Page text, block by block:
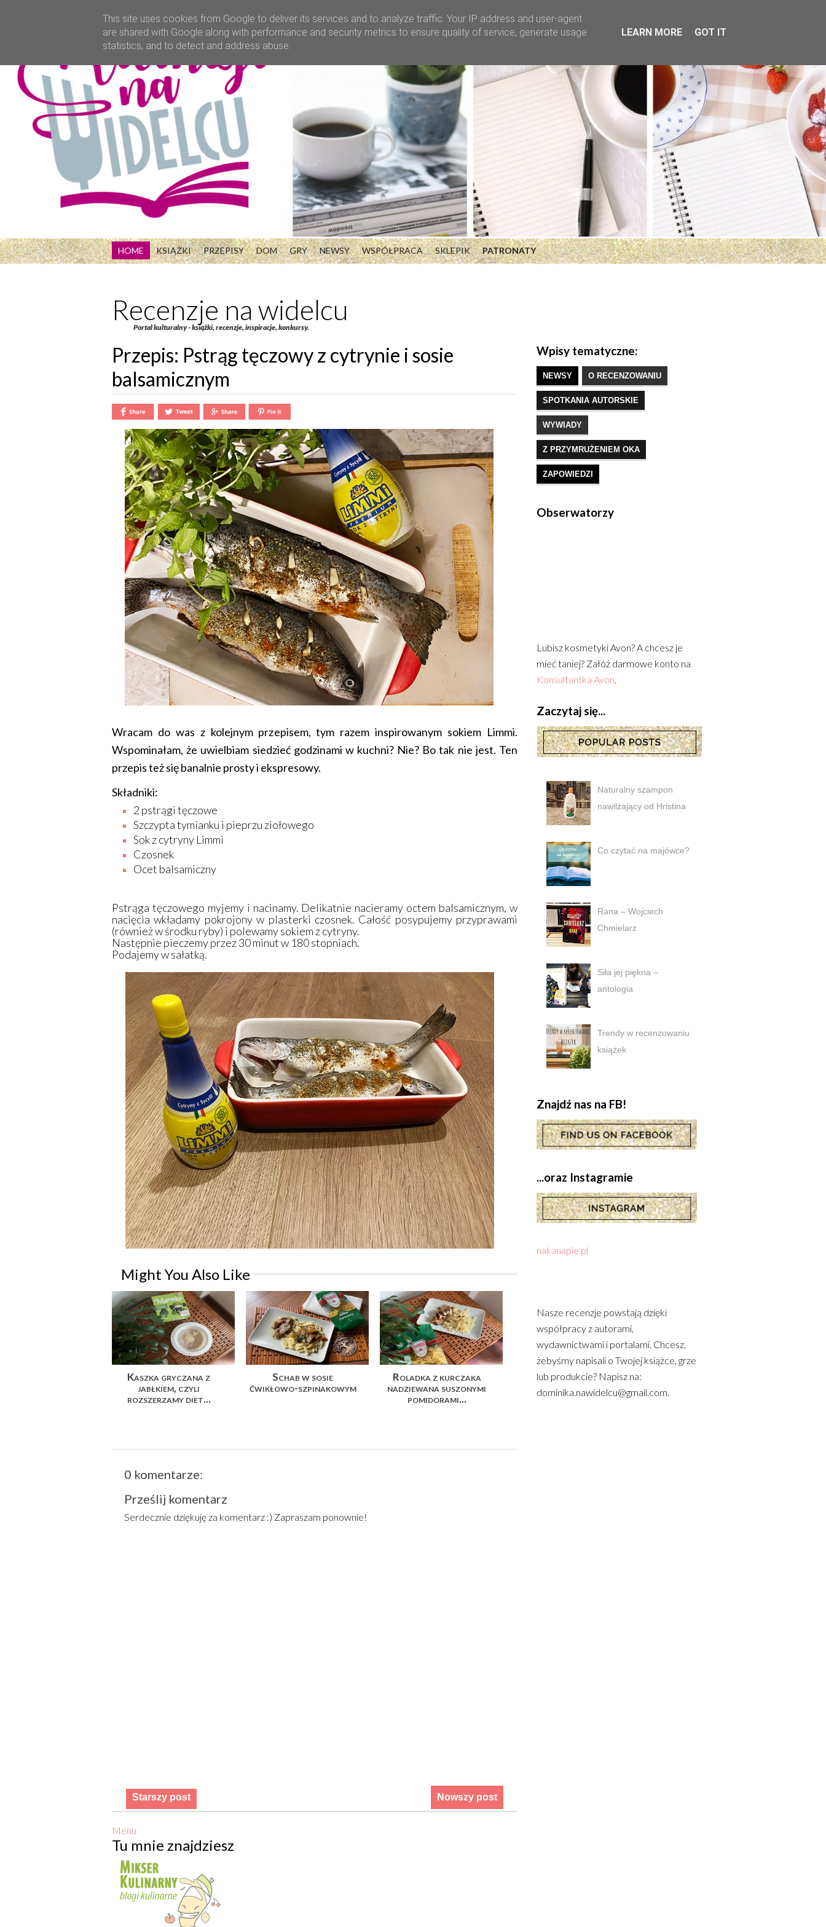
HOME KSIĄŻKI PRZEPISY DOM GRY NEWSY WSPÓŁPRACA SKLEPIK PATRONATY
Recenzje na widelcu
Portal kulturalny - książki, recenzje, inspiracje, konkursy.
Przepis: Pstrąg tęczowy z cytrynie i sosie
balsamicznym
Wracam do was z kolejnym przepisem, tym razem inspirowanym sokiem Limmi.
Wspominałam, że uwielbiam siedzieć godzinami w kuchni? Nie? Bo tak nie jest. Ten
przepis też się banalnie prosty i ekspresowy.
Składniki:
2 pstrągi tęczowe
Szczypta tymianku i pieprzu ziołowego
Sok z cytryny Limmi
Czosnek
Ocet balsamiczny
Pstrąga tęczowego myjemy i nacinamy. Delikatnie nacieramy octem balsamicznym, w
nacięcia wkładamy pokrojony w plasterki czosnek. Całość posypujemy przyprawami
(również w środku ryby) i polewamy sokiem z cytryny.
Następnie pieczemy przez 30 minut w 180 stopniach.
Podajemy w sałatką.
Might You Also Like
Kaszka gryczana z
jabłkiem, czyli
rozszerzamy diet...
Schab w sosie
ćwikłowo-szpinakowym
Roladka z kurczaka
nadziewana suszonymi
pomidorami...
0 komentarze:
Prześlij komentarz
Serdecznie dziękuję za komentarz :) Zapraszam ponownie!
Nowszy post
Starszy post
Menu
Tu mnie znajdziesz
Wpisy tematyczne:
NEWSY O RECENZOWANIU
SPOTKANIA AUTORSKIE
WYWIADY
Z PRZYMRUŻENIEM OKA
ZAPOWIEDZI
Obserwatorzy
Lubisz kosmetyki Avon? A chcesz je
mieć taniej? Załóż darmowe konto na
Konsultantka Avon.
Zaczytaj się...
Naturalny szampon
nawilżający od Hristina
Co czytać na majówce?
Rana – Wojciech
Chmielarz
Siła jej piękna –
antologia
Trendy w recenzowaniu
książek
Znajdź nas na FB!
...oraz Instagramie
nakanapie.pl
Nasze recenzje powstają dzięki
współpracy z autorami,
wydawnictwami i portalami. Chcesz,
żebyśmy napisali o Twojej książce, grze
lub produkcie? Napisz na:
dominika.nawidelcu@gmail.com.
This site uses cookies from Google to deliver its services and to analyze traffic. Your IP address and user-agent
are shared with Google along with performance and security metrics to ensure quality of service, generate usage
statistics, and to detect and address abuse.
LEARN MORE GOT IT